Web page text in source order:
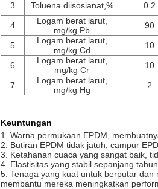
3
Toluena diisosianat,% 0.2
4
Logam berat larut,
mg/kg Pb
90
5
Logam berat larut,
mg/kg Cd
10
6
Logam berat larut,
mg/kg Cr
10
7
Logam berat larut,
mg/kg Hg
2
Keuntungan
1. Warna permukaan EPDM,
2. Butiran EPDM tidak jatuh, campur
3. Ketahanan cuaca yang sangat baik,
4. Elastisitas yang stabil sepanjang
5. Tenaga yang kuat untuk berputar
membantu mereka meningkatkan